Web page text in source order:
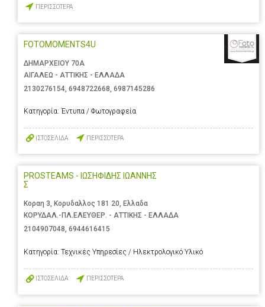
ΠΕΡΙΣΣΟΤΕΡΑ
FOTOMOMENTS4U
ΔΗΜΑΡΧΕΙΟΥ 70Α
ΑΙΓΑΛΕΩ - ΑΤΤΙΚΗΣ - ΕΛΛΑΔΑ
2130276154, 6948722668, 6987145286
Κατηγορία: Έντυπα / Φωτογραφεία
ΙΣΤΟΣΕΛΙΔΑ ΠΕΡΙΣΣΟΤΕΡΑ
PROSTEAMS - ΙΩΣΗΦΙΔΗΣ ΙΩΑΝΝΗΣ
Σ
Κοραη 3, Κορυδαλλος 181 20, Ελλαδα
ΚΟΡΥΔΑΛ.-ΠΛ.ΕΛΕΥΘΕΡ. - ΑΤΤΙΚΗΣ - ΕΛΛΑΔΑ
2104907048, 6944616415
Κατηγορία: Τεχνικές Υπηρεσίες / Ηλεκτρολογικό Υλικό
ΙΣΤΟΣΕΛΙΔΑ ΠΕΡΙΣΣΟΤΕΡΑ